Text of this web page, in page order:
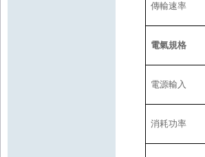
傳輸速率
電氣規格
電源輸入
消耗功率